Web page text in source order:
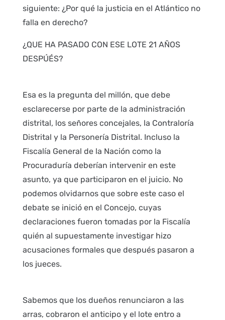
siguiente: ¿Por qué la justicia en el Atlántico no
falla en derecho?
¿QUE HA PASADO CON ESE LOTE 21 AÑOS
DESPÚÉS?
Esa es la pregunta del millón, que debe
esclarecerse por parte de la administración
distrital, los señores concejales, la Contraloría
Distrital y la Personería Distrital. Incluso la
Fiscalía General de la Nación como la
Procuraduría deberían intervenir en este
asunto, ya que participaron en el juicio. No
podemos olvidarnos que sobre este caso el
debate se inició en el Concejo, cuyas
declaraciones fueron tomadas por la Fiscalía
quién al supuestamente investigar hizo
acusaciones formales que después pasaron a
los jueces.
Sabemos que los dueños renunciaron a las
arras, cobraron el anticipo y el lote entro a